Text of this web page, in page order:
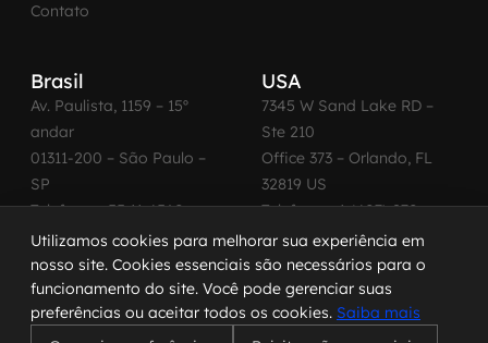
Contato
Brasil
Av. Paulista, 1159 – 15º
andar
01311-200 – São Paulo –
SP
Telefone: +55 11 4560-
2600
USA
7345 W Sand Lake RD –
Ste 210
Office 373 – Orlando, FL
32819 US
Telefone: +1 (407) 270-
3065
© 2026 MadeinWeb. Todos os direitos reservados.
Utilizamos cookies para melhorar sua experiência em
nosso site. Cookies essenciais são necessários para o
funcionamento do site. Você pode gerenciar suas
preferências ou aceitar todos os cookies. Saiba mais